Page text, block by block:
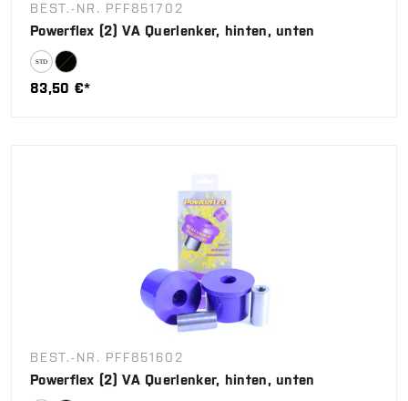
BEST.-NR. PFF851702
Powerflex (2) VA Querlenker, hinten, unten
83,50 €*
BEST.-NR. PFF851602
Powerflex (2) VA Querlenker, hinten, unten